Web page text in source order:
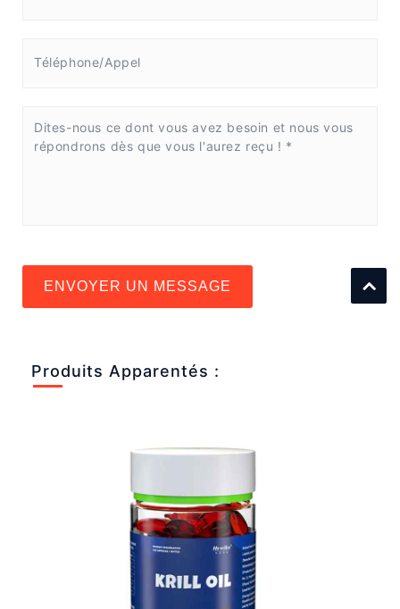
ENVOYER UN MESSAGE
Produits Apparentés :